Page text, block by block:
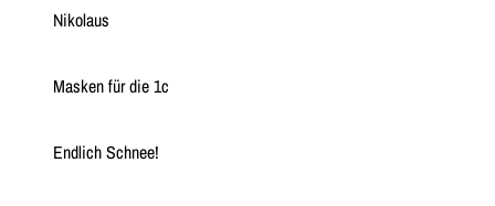
Nikolaus
Masken für die 1c
Endlich Schnee!